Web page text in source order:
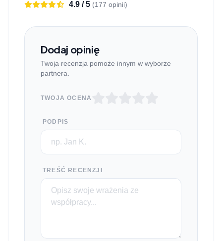
4.9 / 5 (177 opinii)
Dodaj opinię
Twoja recenzja pomoże innym w wyborze
partnera.
TWOJA OCENA
PODPIS
TREŚĆ RECENZJI